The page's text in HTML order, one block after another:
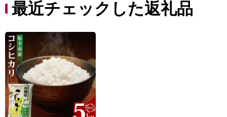
最近チェックした返礼品